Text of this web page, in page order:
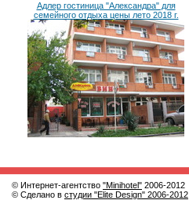
Адлер гостиница "Александра" для
семейного отдыха цены лето 2018 г.
© Интернет-агентство "Minihotel" 2006-2012
© Сделано в студии "Elite Design" 2006-2012